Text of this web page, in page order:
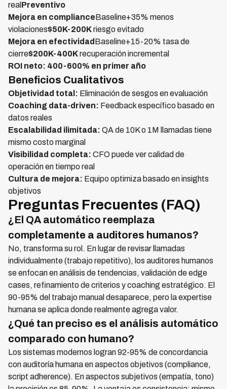
real Preventivo
Mejora en compliance Baseline+35% menos
violaciones$50K-200Kriesgo evitado
Mejora en efectividad Baseline+15-20% tasa de
cierre$200K-400Krecuperación incremental
ROI neto: 400-600% en primer año
Beneficios Cualitativos
Objetividad total: Eliminación de sesgos en evaluación
Coaching data-driven: Feedback específico basado en
datos reales
Escalabilidad ilimitada: QA de 10K o 1M llamadas tiene
mismo costo marginal
Visibilidad completa: CFO puede ver calidad de
operación en tiempo real
Cultura de mejora: Equipo optimiza basado en insights
objetivos
Preguntas Frecuentes (FAQ)
¿El QA automático reemplaza
completamente a auditores humanos?
No, transforma su rol. En lugar de revisar llamadas
individualmente (trabajo repetitivo), los auditores humanos
se enfocan en análisis de tendencias, validación de edge
cases, refinamiento de criterios y coaching estratégico. El
90-95% del trabajo manual desaparece, pero la expertise
humana se aplica donde realmente agrega valor.
¿Qué tan preciso es el análisis automático
comparado con humano?
Los sistemas modernos logran 92-95% de concordancia
con auditoría humana en aspectos objetivos (compliance,
script adherence). En aspectos subjetivos (empatía, tono)